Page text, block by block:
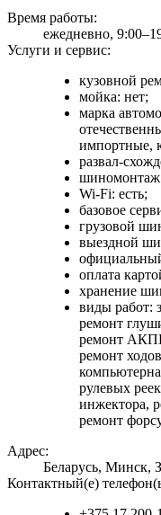
Время работы:
ежедневно,
Услуги и сервис:
кузовной
мойка: нет;
марка
импортные,
развал-
шиномонтаж:
Wi-Fi: есть;
базовое
грузовой
выездной
оплата
хранение
виды работ:
ремонт
ремонт
ремонт
рулевых
инжектора,
ремонт
Адрес:
Беларусь, Минск,
Контактный(е)